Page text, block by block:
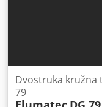
Dvostruka kružna
79